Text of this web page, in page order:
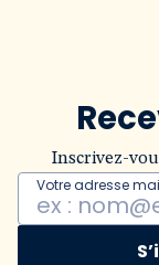
Inscrivez-
Votre adresse